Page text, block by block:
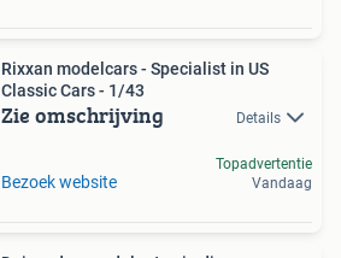
Rixxan modelcars - Specialist in US
Classic Cars - 1/43
Zie omschrijving Details
Bezoek website
Topadvertentie
Vandaag